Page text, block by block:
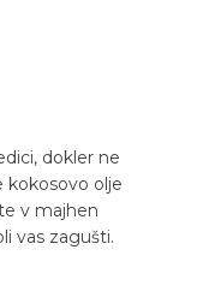
dokler ne
kokosovo olje
v majhen
vas zagušti.